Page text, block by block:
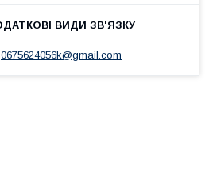
0675624056k@gmail.com